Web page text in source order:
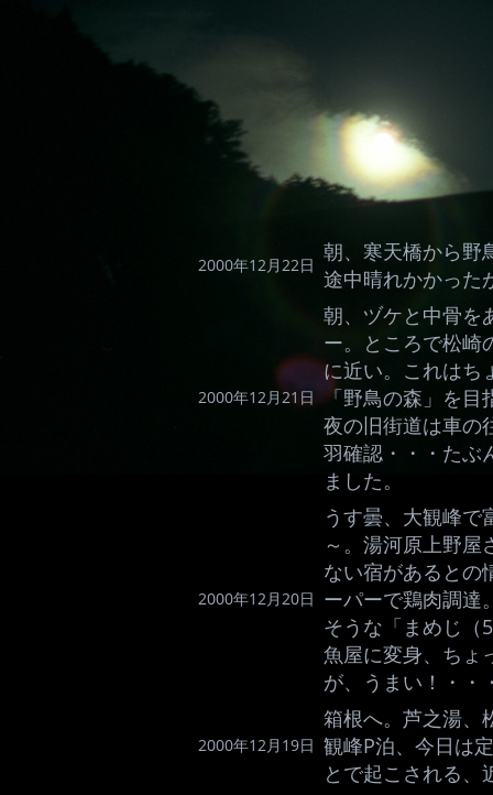
2000年12月22日
朝、寒天橋から野
途中晴れかかった
2000年12月21日
朝、ヅケと中骨を
ー。ところで松崎
に近い。これはち
「野鳥の森」を目
夜の旧街道は車の
羽確認・・・たぶ
ました。
2000年12月20日
うす曇、大観峰で
～。湯河原上野屋
ない宿があるとの
ーパーで鶏肉調達
そうな「まめじ（
魚屋に変身、ちょ
が、うまい！・・
2000年12月19日
箱根へ。芦之湯、
観峰P泊、今日は
とで起こされる、